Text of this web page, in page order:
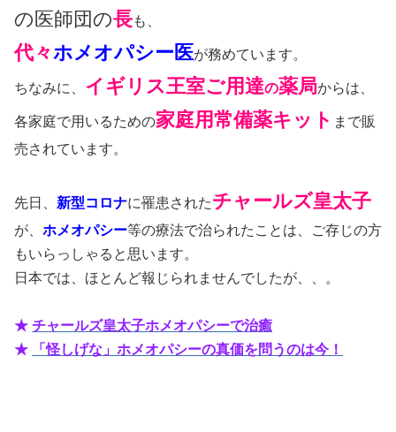
の医師団の長も、
代々ホメオパシー医が務めています。
ちなみに、 イギリス王室ご用達の薬局からは、
各家庭で用いるための家庭用常備薬キット まで販
売されています。
先日、 新型コロナに罹患されたチャールズ皇太子
が、 ホメオパシー等の療法で治られたことは、ご存じの方
もいらっしゃると思います。
日本では、ほとんど報じられませんでしたが、、。
★ チャールズ皇太子ホメオパシーで治癒
★
「怪しげな」ホメオパシーの真価を問うのは今！